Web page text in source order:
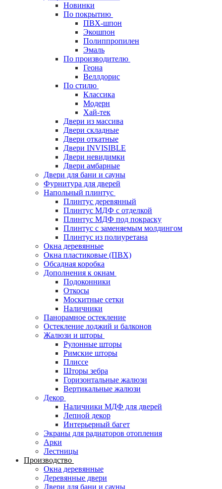
Новинки
По покрытию
ПВХ-шпон
Экошпон
Полиппропилен
Эмаль
По производителю
Геона
Веллдорис
По стилю
Классика
Модерн
Хай-тек
Двери из массива
Двери складные
Двери откатные
Двери INVISIBLE
Двери невидимки
Двери амбарные
Двери для бани и сауны
Фурнитура для дверей
Напольный плинтус
Плинтус деревянный
Плинтус МДФ с отделкой
Плинтус МДФ под покраску
Плинтус с заменяемым молдингом
Плинтус из полиуретана
Окна деревянные
Окна пластиковые (ПВХ)
Обсадная коробка
Дополнения к окнам
Подоконники
Откосы
Москитные сетки
Наличники
Панорамное остекление
Остекление лоджий и балконов
Жалюзи и шторы
Рулонные шторы
Римские шторы
Плиссе
Шторы зебра
Горизонтальные жалюзи
Вертикальные жалюзи
Декор
Наличники МДФ для дверей
Лепной декор
Интерьерный багет
Экраны для радиаторов отопления
Арки
Лестницы
Производство
Окна деревянные
Деревянные двери
Двери для бани и сауны